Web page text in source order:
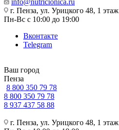
info@nutricionica.ru
г. Пенза, ул. Урицкого 48, 1 этаж
Пн-Вс с 10:00 до 19:00
Вконтакте
Telegram
Ваш город
Пенза
8 800 350 79 78
8 800 350 79 78
8 937 437 58 88
г. Пенза, ул. Урицкого 48, 1 этаж